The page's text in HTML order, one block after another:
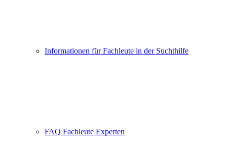
Informationen für Fachleute in der Suchthilfe
FAQ Fachleute Experten